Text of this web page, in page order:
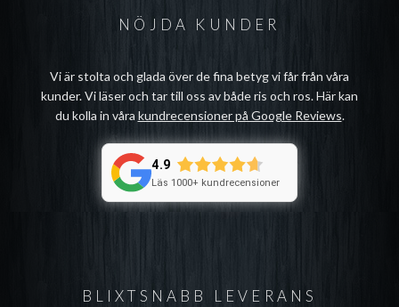
BLIXTSNABB LEVERANS
NÖJDA KUNDER
Vi är stolta och glada över de fina betyg vi får från våra
kunder. Vi läser och tar till oss av både ris och ros. Här kan
du kolla in våra kundrecensioner på Google Reviews.
4.9
Läs 1000+ kundrecensioner